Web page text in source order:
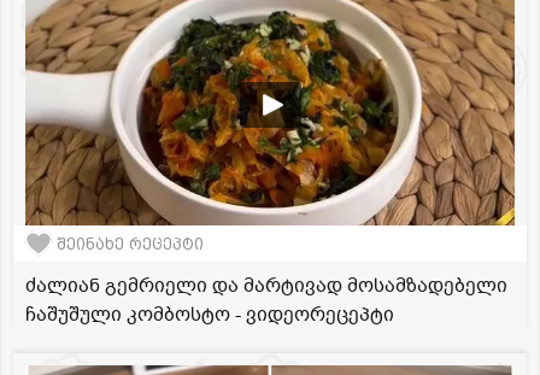
შეინახე რეცეპტი
ძალიან გემრიელი და მარტივად მოსამზადებელი
ჩაშუშული კომბოსტო - ვიდეორეცეპტი